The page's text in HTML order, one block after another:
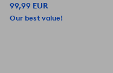
99,99 EUR
Our best value!